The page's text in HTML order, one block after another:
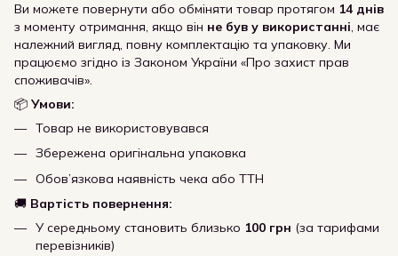
Ви можете повернути або обміняти товар протягом 14 днів
з моменту отримання, якщо він не був у використанні, має
належний вигляд, повну комплектацію та упаковку. Ми
працюємо згідно із Законом України «Про захист прав
споживачів».
📦 Умови:
Товар не використовувався
Збережена оригінальна упаковка
Обов’язкова наявність чека або ТТН
🚚 Вартість повернення:
У середньому становить близько 100 грн (за тарифами
перевізників)